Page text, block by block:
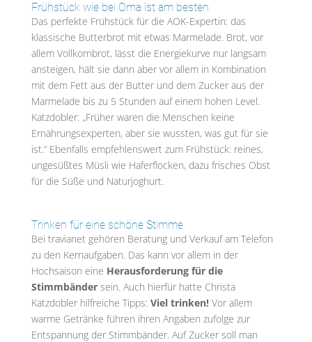
Frühstück wie bei Oma ist am besten
Das perfekte Frühstück für die AOK-Expertin: das
klassische Butterbrot mit etwas Marmelade. Brot, vor
allem Vollkornbrot, lässt die Energiekurve nur langsam
ansteigen, hält sie dann aber vor allem in Kombination
mit dem Fett aus der Butter und dem Zucker aus der
Marmelade bis zu 5 Stunden auf einem hohen Level.
Katzdobler: „Früher waren die Menschen keine
Ernährungsexperten, aber sie wussten, was gut für sie
ist.“ Ebenfalls empfehlenswert zum Frühstück: reines,
ungesüßtes Müsli wie Haferflocken, dazu frisches Obst
für die Süße und Naturjoghurt.
Trinken für eine schöne Stimme
Bei travianet gehören Beratung und Verkauf am Telefon
zu den Kernaufgaben. Das kann vor allem in der
Hochsaison eine Herausforderung für die
Stimmbändersein. Auch hierfür hatte Christa
Katzdobler hilfreiche Tipps: Viel trinken!Vor allem
warme Getränke führen ihren Angaben zufolge zur
Entspannung der Stimmbänder. Auf Zucker soll man